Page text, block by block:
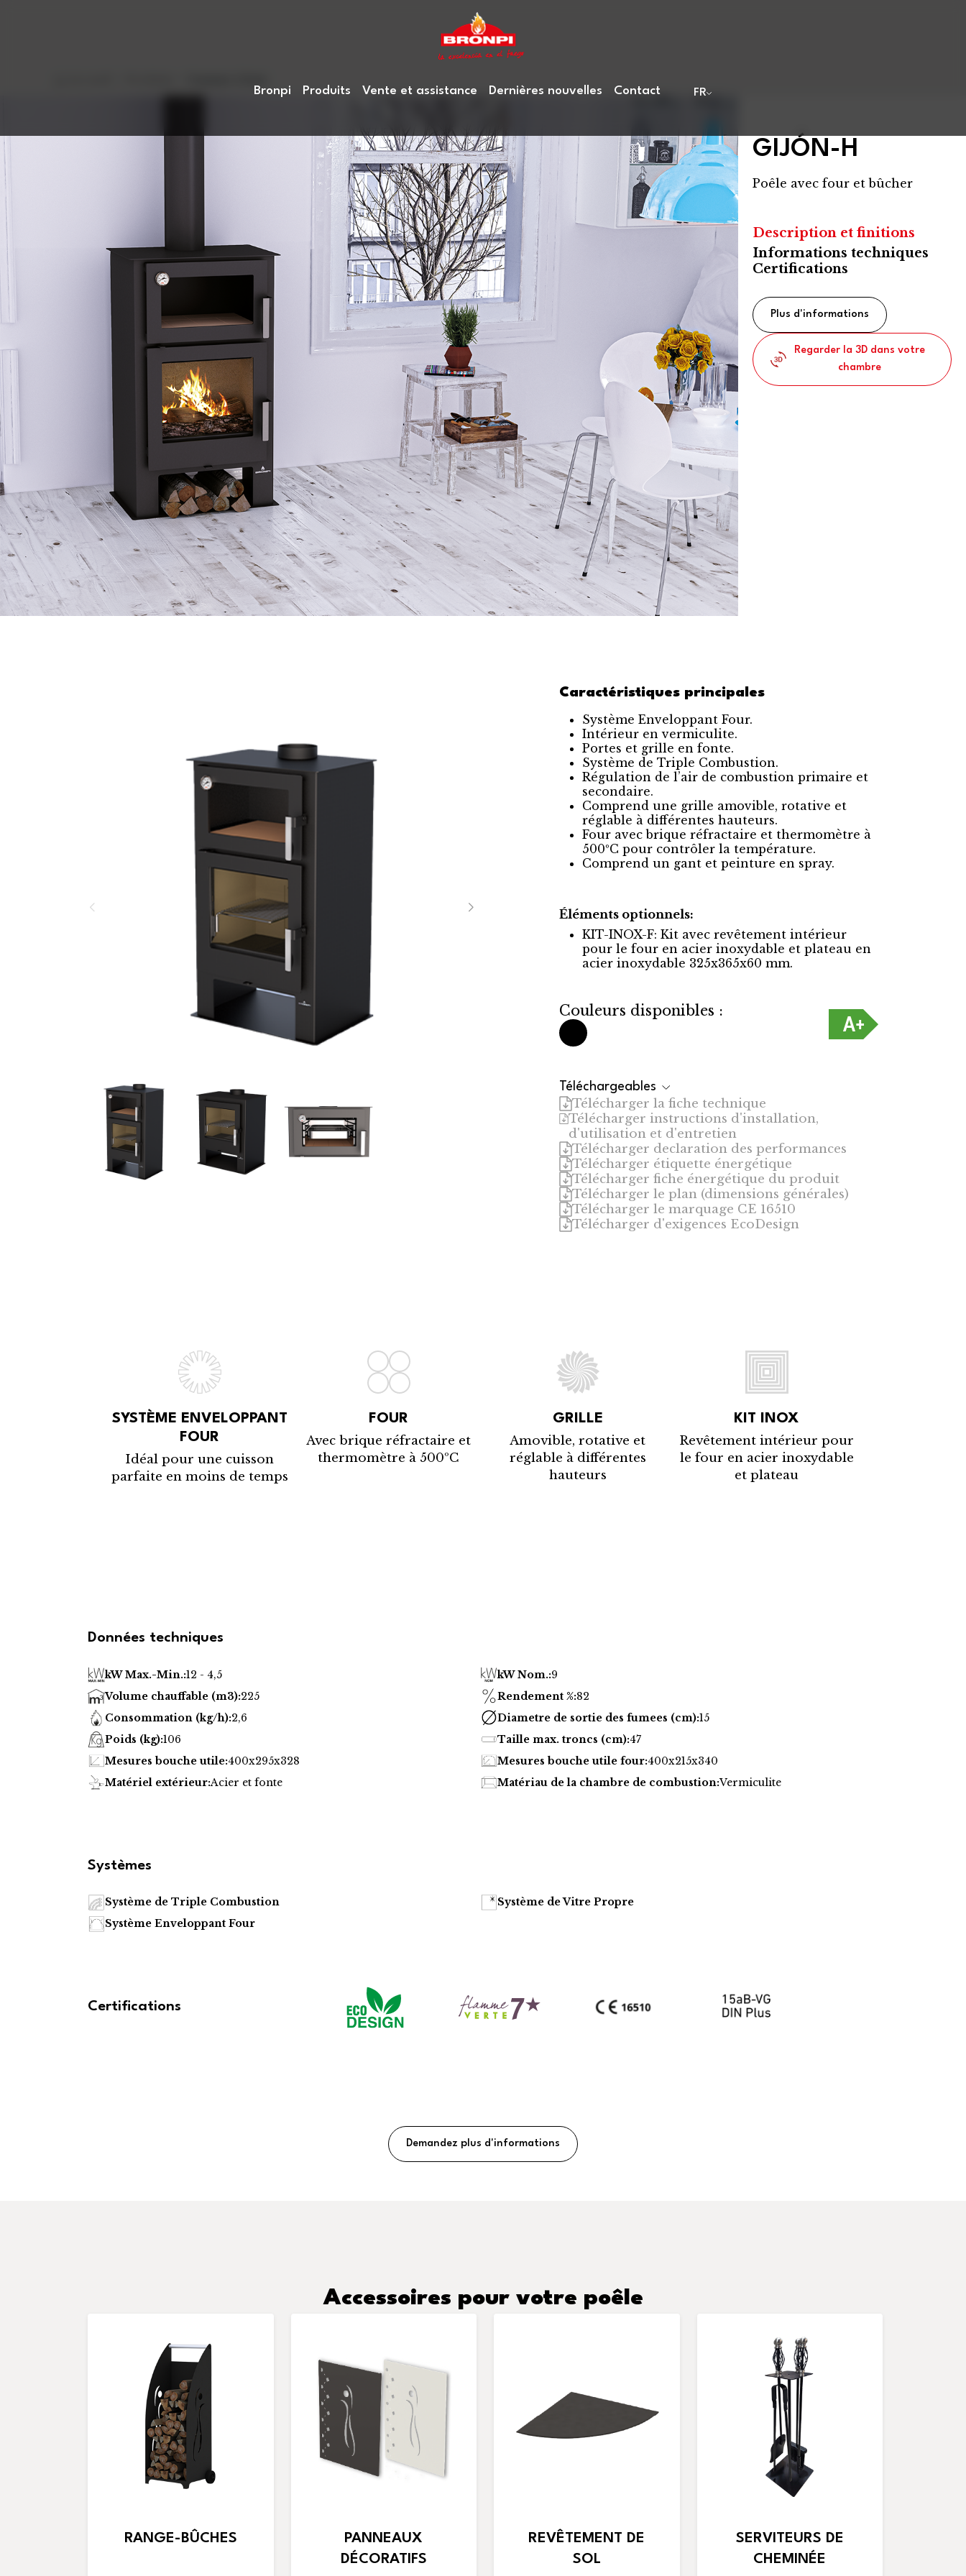
Bronpi Produits Vente et assistance Dernières nouvelles Contact FR
GIJÓN-H
Poêle avec four et bûcher
Description et finitions
Informations techniques
Certifications
Plus d'informations
Regarder la 3D dans votre
chambre
Caractéristiques principales
Système Enveloppant Four.
Intérieur en vermiculite.
Portes et grille en fonte.
Système de Triple Combustion.
Régulation de l’air de combustion primaire et
secondaire.
Comprend une grille amovible, rotative et
réglable à différentes hauteurs.
Four avec brique réfractaire et thermomètre à
500ºC pour contrôler la température.
Comprend un gant et peinture en spray.
Éléments optionnels:
KIT-INOX-F: Kit avec revêtement intérieur
pour le four en acier inoxydable et plateau en
acier inoxydable 325x365x60 mm.
Couleurs disponibles :
Téléchargeables
Télécharger la fiche technique
Télécharger instructions d'installation,
d'utilisation et d'entretien
Télécharger declaration des performances
Télécharger étiquette énergétique
Télécharger fiche énergétique du produit
Télécharger le plan (dimensions générales)
Télécharger le marquage CE 16510
Télécharger d'exigences EcoDesign
SYSTÈME ENVELOPPANT
FOUR
Idéal pour une cuisson
parfaite en moins de temps
FOUR
Avec brique réfractaire et
thermomètre à 500ºC
GRILLE
Amovible, rotative et
réglable à différentes
hauteurs
KIT INOX
Revêtement intérieur pour
le four en acier inoxydable
et plateau
Données techniques
kW Max.-Min.:12 - 4,5 kW Nom.:9
Volume chauffable (m3):225 Rendement %:82
Consommation (kg/h):2,6 Diametre de sortie des fumees (cm):15
Poids (kg):106 Taille max. troncs (cm):47
Mesures bouche utile:400x295x328 Mesures bouche utile four:400x215x340
Matériel extérieur:Acier et fonte Matériau de la chambre de combustion:Vermiculite
Systèmes
Système de Triple Combustion
Système de Vitre Propre
Système Enveloppant Four
Certifications
Demandez plus d'informations
Accessoires pour votre poêle
RANGE-BÛCHES
PANNEAUX
DÉCORATIFS
REVÊTEMENT DE
SOL
SERVITEURS DE
CHEMINÉE